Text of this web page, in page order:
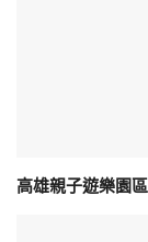
高雄親子遊樂園